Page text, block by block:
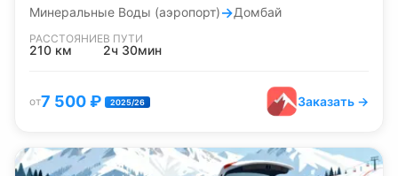
Минеральные Воды (аэропорт)→Домбай
РАССТОЯНИЕ
210 км
В ПУТИ
2ч 30мин
от7 500₽ 2025/26 Заказать →